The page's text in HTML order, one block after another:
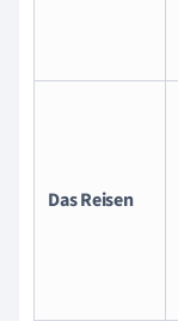
Das Reisen